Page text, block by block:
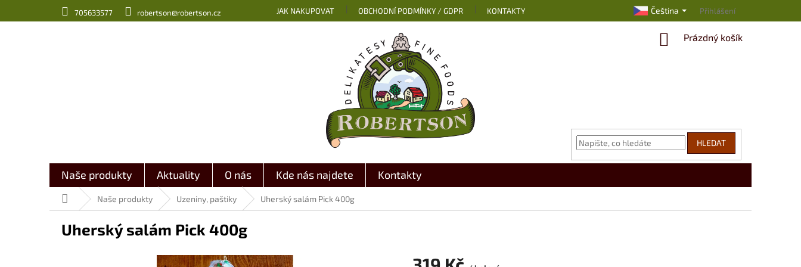
705633577 robertson@robertson.cz JAK NAKUPOVAT OBCHODNÍ PODMÍNKY / GDPR KONTAKTY Čeština Přihlášení
HLEDAT
NÁKUPNÍ
Prázdný košík
Naše produkty Aktuality O nás Kde nás najdete Kontakty
Domů Naše produkty Uzeniny, paštiky Uherský salám Pick 400g
Uherský salám Pick 400g